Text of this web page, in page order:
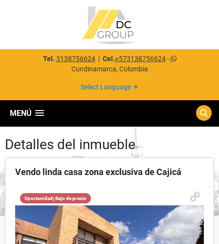
Tel. 3138756624| Cel.+573138756624-
Cundinamarca, Colombia
Select Language ▼
MENÚ
Detalles del inmueble
Vendo linda casa zona exclusiva de Cajicá
Oportunidad¡ Bajo de precio